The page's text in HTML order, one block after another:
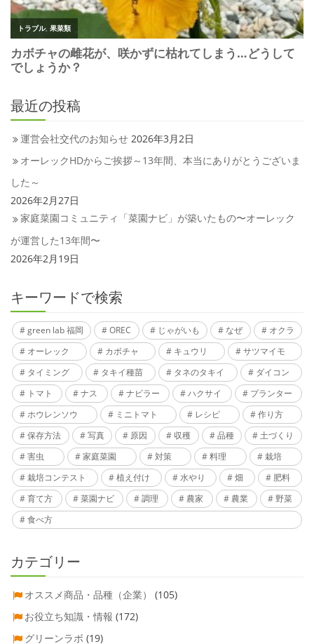
最近の投稿
運営会社交代のお知らせ 2026年3月2日
オーレックHDからご挨拶～13年間、本当にありがとうございま
した～
2026年2月27日
家庭菜園コミュニティ「菜園ナビ」が築いたもの〜オーレック
が運営した13年間〜
2026年2月19日
キーワードで検索
green lab 福岡 OREC じゃがいも なぜ
オクラ
オーレック
カボチャ キュウリ
サツマイモ
タイミング
タキイ種苗 タネのタキイ
ダイコン
トマト
ナス ナビラー ハクサイ
プランター
ホウレンソウ
ミニトマト レシピ
作り方
保存方法
写真 原因 収穫 品種
土づくり
害虫
家庭菜園 対策 料理
栽培
栽培コンテスト
植え付け 水やり 畑
肥料
育て方
菜園ナビ 調理 農家 農業
野菜
食べ方
カテゴリー
オススメ商品・品種（企業）
(105)
お役立ち知識・情報 (172)
グリーンラボ (19)